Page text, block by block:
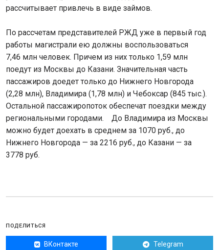
рассчитывает привлечь в виде займов.
По рассчетам представителей РЖД уже в первый год
работы магистрали ею должны воспользоваться
7,46 млн человек. Причем из них только 1,59 млн
поедут из Москвы до Казани. Значительная часть
пассажиров доедет только до Нижнего Новгорода
(2,28 млн), Владимира (1,78 млн) и Чебоксар (845 тыс.).
Остальной пассажиропоток обеспечат поездки между
региональными городами. До Владимира из Москвы
можно будет доехать в среднем за 1070 руб., до
Нижнего Новгорода — за 2216 руб., до Казани — за
3778 руб.
ПОДЕЛИТЬСЯ
ВКонтакте Telegram